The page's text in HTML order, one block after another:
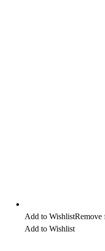
Add to WishlistRemove
Add to Wishlist